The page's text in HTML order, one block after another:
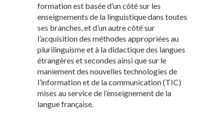
formation est basée d’un côté sur les
enseignements de la linguistique dans toutes
ses branches, et d’un autre côté sur
l’acquisition des méthodes appropriées au
plurilinguisme et à la didactique des langues
étrangères et secondes ainsi que sur le
maniement des nouvelles technologies de
l’information et de la communication (TIC)
mises au service de l’enseignement de la
langue française.